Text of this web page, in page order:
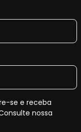
se e receba
nossa